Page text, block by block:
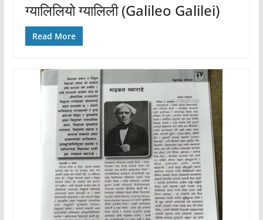
ग्यालिलियो ग्यालिली (Galileo Galilei)
Read More